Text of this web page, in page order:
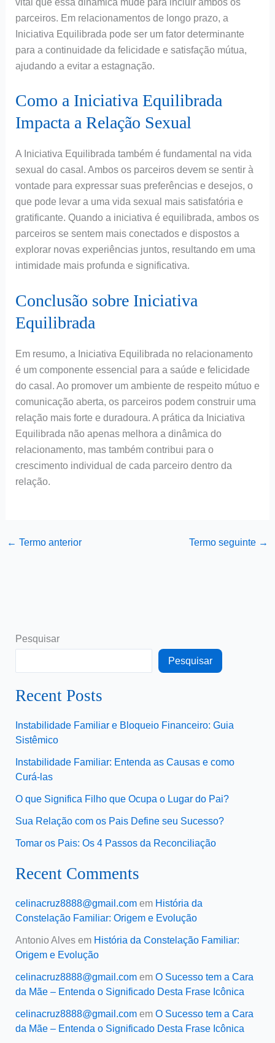
parceiros. Em relacionamentos de longo prazo, a
Iniciativa Equilibrada pode ser um fator determinante
para a continuidade da felicidade e satisfação mútua,
ajudando a evitar a estagnação.
Como a Iniciativa Equilibrada
Impacta a Relação Sexual
A Iniciativa Equilibrada também é fundamental na vida
sexual do casal. Ambos os parceiros devem se sentir à
vontade para expressar suas preferências e desejos, o
que pode levar a uma vida sexual mais satisfatória e
gratificante. Quando a iniciativa é equilibrada, ambos os
parceiros se sentem mais conectados e dispostos a
explorar novas experiências juntos, resultando em uma
intimidade mais profunda e significativa.
Conclusão sobre Iniciativa
Equilibrada
Em resumo, a Iniciativa Equilibrada no relacionamento
é um componente essencial para a saúde e felicidade
do casal. Ao promover um ambiente de respeito mútuo e
comunicação aberta, os parceiros podem construir uma
relação mais forte e duradoura. A prática da Iniciativa
Equilibrada não apenas melhora a dinâmica do
relacionamento, mas também contribui para o
crescimento individual de cada parceiro dentro da
relação.
← Termo anterior Termo seguinte →
Pesquisar
Pesquisar
Recent Posts
Instabilidade Familiar e Bloqueio Financeiro: Guia
Sistêmico
Instabilidade Familiar: Entenda as Causas e como
Curá-las
O que Significa Filho que Ocupa o Lugar do Pai?
Sua Relação com os Pais Define seu Sucesso?
Tomar os Pais: Os 4 Passos da Reconciliação
Recent Comments
celinacruz8888@gmail.comem História da
Constelação Familiar: Origem e Evolução
Antonio Alvesem História da Constelação Familiar:
Origem e Evolução
celinacruz8888@gmail.comem O Sucesso tem a Cara
da Mãe – Entenda o Significado Desta Frase Icônica
celinacruz8888@gmail.comem O Sucesso tem a Cara
da Mãe – Entenda o Significado Desta Frase Icônica